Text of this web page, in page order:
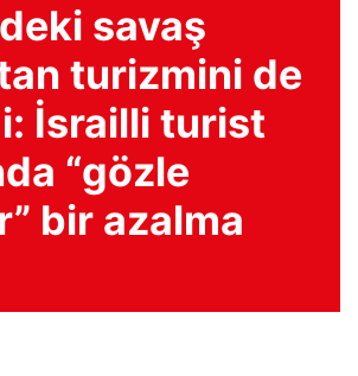
savaş
turizmini de
İsrailli turist
“gözle
bir azalma